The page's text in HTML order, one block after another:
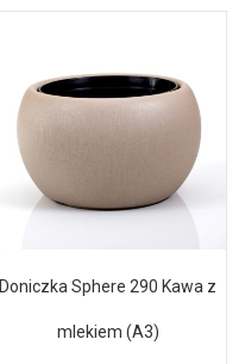
Doniczka Sphere 290 Kawa z
mlekiem (A3)